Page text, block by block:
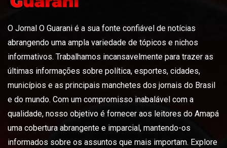
O Jornal O Guarani é a sua fonte confiável de notícias
abrangendo uma ampla variedade de tópicos e nichos
informativos. Trabalhamos incansavelmente para trazer as
últimas informações sobre política, esportes, cidades,
municípios e as principais manchetes dos jornais do Brasil
e do mundo. Com um compromisso inabalável com a
qualidade, nosso objetivo é fornecer aos leitores do Amapá
uma cobertura abrangente e imparcial, mantendo-os
informados sobre os assuntos que mais importam. Explore